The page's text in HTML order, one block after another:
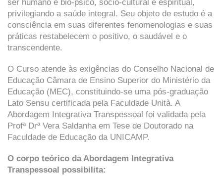
ser humano é bio-psico, sócio-cultural e espiritual,
privilegiando a saúde integral. Seu objeto de estudo é a
consciência em suas diferentes fenomenologias e suas
práticas restabelecem o positivo, o saudável e o
transcendente.
O Curso atende às exigências do Conselho Nacional de
Educação Câmara de Ensino Superior do Ministério da
Educação (MEC), constituindo-se uma pós-graduação
Lato Sensu certificada pela Faculdade Unità. A
Abordagem Integrativa Transpessoal foi validada pela
Profª Drª Vera Saldanha em Tese de Doutorado na
Faculdade de Educação da UNICAMP.
O corpo teórico da Abordagem Integrativa
Transpessoal possibilita: